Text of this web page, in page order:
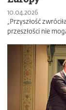
10.04.2026
„Przyszłość
przeszłości nie